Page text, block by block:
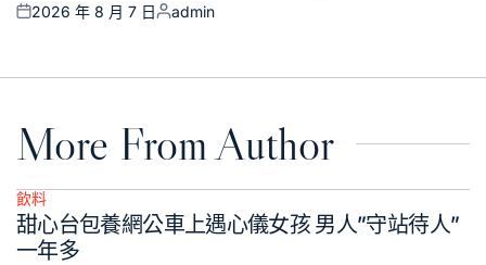
Posted
2026 年 8 月 7 日
Posted
admin
More From Author
Posted
in
飲料
甜心台包養網公車上遇心儀女孩 男人”守站待人”
一年多